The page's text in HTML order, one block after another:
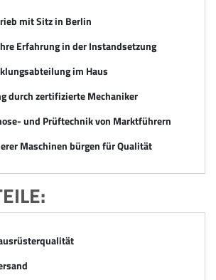
mit Sitz in Berlin
Erfahrung in der Instandsetzung
im Haus
durch zertifizierte Mechaniker
und Prüftechnik von Marktführern
Maschinen bürgen für Qualität